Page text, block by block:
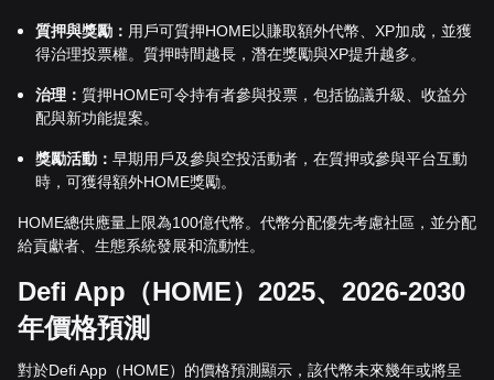
質押與獎勵： 用戶可質押HOME以賺取額外代幣、XP加成，並獲
得治理投票權。質押時間越長，潛在獎勵與XP提升越多。
治理： 質押HOME可令持有者參與投票，包括協議升級、收益分
配與新功能提案。
獎勵活動： 早期用戶及參與空投活動者，在質押或參與平台互動
時，可獲得額外HOME獎勵。
HOME總供應量上限為100億代幣。代幣分配優先考慮社區，並分配
給貢獻者、生態系統發展和流動性。
Defi App（HOME）2025、2026-2030
年價格預測
對於Defi App（HOME）的價格預測顯示，該代幣未來幾年或將呈